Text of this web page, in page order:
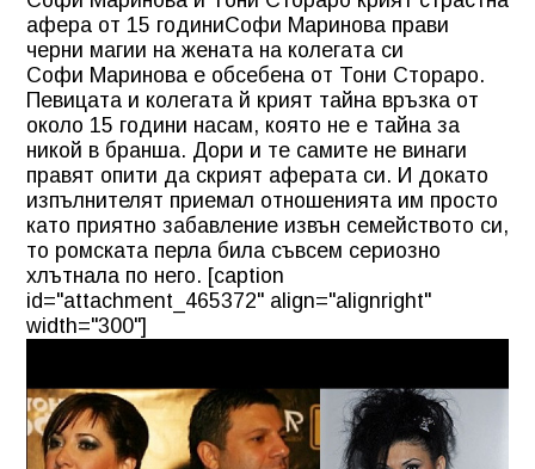
афера от 15 годиниСофи Маринова прави
черни магии на жената на колегата си
Софи Маринова е обсебена от Тони Стораро.
Певицата и колегата й крият тайна връзка от
около 15 години насам, която не е тайна за
никой в бранша. Дори и те самите не винаги
правят опити да скрият аферата си. И докато
изпълнителят приемал отношенията им просто
като приятно забавление извън семейството си,
то ромската перла била съвсем сериозно
хлътнала по него. [caption
id="attachment_465372" align="alignright"
width="300"]